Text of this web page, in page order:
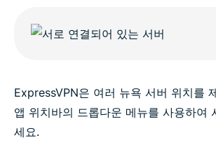
ExpressVPN은 여러 뉴욕 서버 위치를
앱 위치바의 드롭다운 메뉴를 사용하여
세요.